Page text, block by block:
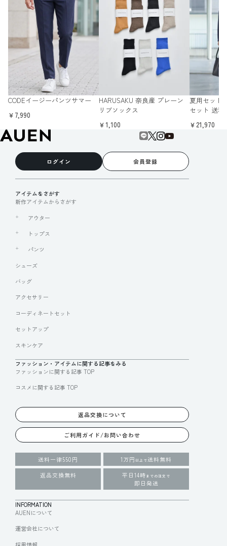
CODEイージーパンツサマー
￥7,990
HARUSAKU 奈良産 プレーン
リブソックス
￥1,100
夏用セット
セット 送料
￥21,970
ログイン 会員登録
アイテムをさがす
新作アイテムからさがす
アウター
トップス
パンツ
シューズ
バッグ
アクセサリー
コーディネートセット
セットアップ
スキンケア
ファッション・アイテムに関する記事をみる
ファッションに関する記事 TOP
コスメに関する記事 TOP
返品交換について
ご利用ガイド/お問い合わせ
送料一律550円 1万円 以上で送料無料
返品交換無料
平日14時 までの注文で
即日発送
INFORMATION
AUENについて
運営会社について
採用情報